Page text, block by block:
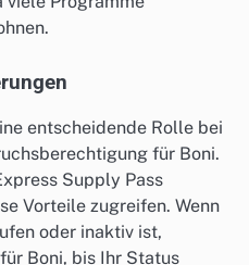
entscheidende Rolle bei
für Boni.
Supply Pass
Vorteile zugreifen. Wenn
oder inaktiv ist,
Boni, bis Ihr Status